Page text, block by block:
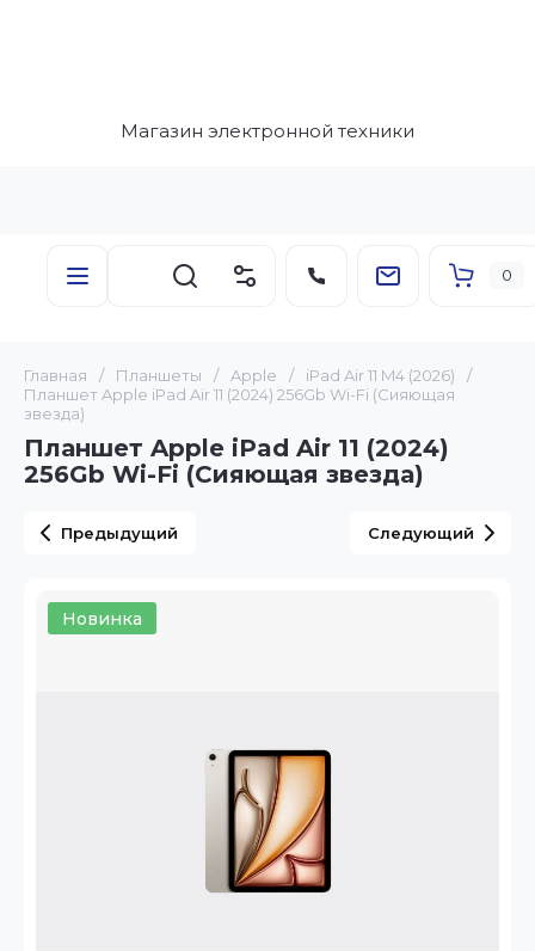
Магазин электронной техники
0
Главная / Планшеты / Apple / iPad Air 11 M4 (2026)
/
Планшет Apple iPad Air 11 (2024) 256Gb Wi-Fi (Сияющая
звезда)
Планшет Apple iPad Air 11 (2024)
256Gb Wi-Fi (Сияющая звезда)
Предыдущий Следующий
Новинка